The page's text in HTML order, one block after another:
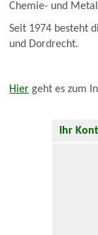
Chemie- und
Seit 1974 besteht
und Dordrecht.
Hier geht es zum
Ihr